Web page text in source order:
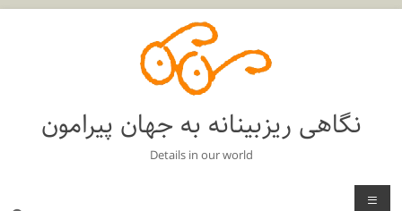
نگاهی ریزبینانه به جهان پیرامون
Details in our world
منو